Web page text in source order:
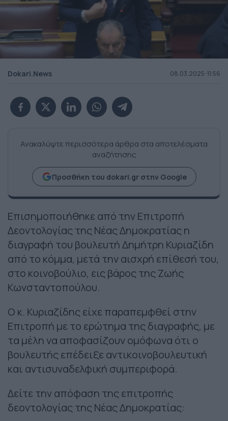
Dokari.News 08.03.2025-11:56
Ανακαλύψτε περισσότερα άρθρα στα αποτελέσματα
αναζήτησης
Προσθήκη του dokari.gr στην Google
Επισημοποιήθηκε από την Επιτροπή
Δεοντολογίας της Νέας Δημοκρατίας η
διαγραφή του βουλευτή Δημήτρη Κυριαζίδη
από το κόμμα, μετά την αισχρή επίθεσή του,
στο κοινοβούλιο, εις βάρος της Ζωής
Κωνσταντοπούλου.
Ο κ. Κυριαζίδης είχε παραπεμφθεί στην
Επιτροπή με το ερώτημα της διαγραφής, με
τα μέλη να αποφασίζουν ομόφωνα ότι ο
βουλευτής επέδειξε αντικοινοβουλευτική
και αντισυναδελφική συμπεριφορά.
Δείτε την απόφαση της επιτροπής
δεοντολογίας της Νέας Δημοκρατίας: